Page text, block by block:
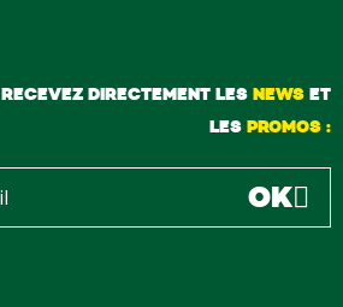
RECEVEZ DIRECTEMENT LES NEWSET
LES PROMOS :
OK